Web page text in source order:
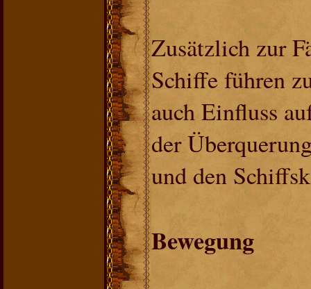
Zusätzlich zur
Schiffe führen
auch Einfluss
der
und den
Bewegung